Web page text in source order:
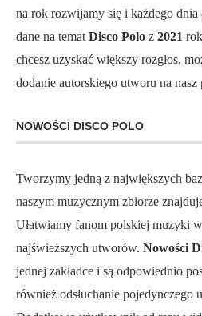
na rok rozwijamy się i każdego
dane na tematDisco Polo z 2021
chcesz uzyskać większy rozgłos,
dodanie autorskiego utworu na nasz
NOWOŚCI DISCO POLO
Tworzymy jedną z największych
naszym muzycznym zbiorze
Ułatwiamy fanom polskiej muzyki
najświeższych utworów. Nowości
jednej zakładce i są odpowiednio
również odsłuchanie pojedynczego